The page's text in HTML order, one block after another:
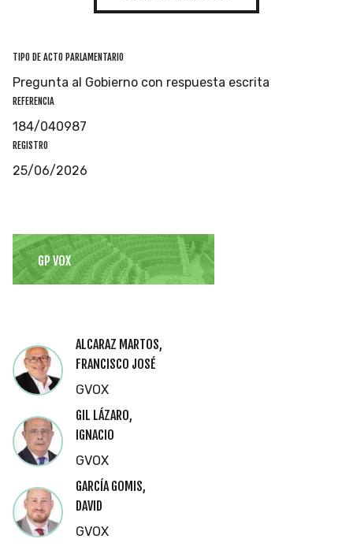
TIPO DE ACTO PARLAMENTARIO
Pregunta al Gobierno con respuesta escrita
REFERENCIA
184/040987
REGISTRO
25/06/2026
GP VOX
ALCARAZ MARTOS,
FRANCISCO JOSÉ
GVOX
GIL LÁZARO,
IGNACIO
GVOX
GARCÍA GOMIS,
DAVID
GVOX